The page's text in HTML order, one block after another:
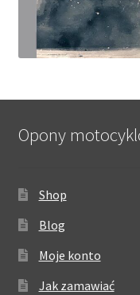
Opony
Shop
Blog
Moje konto
Jak zamawiać